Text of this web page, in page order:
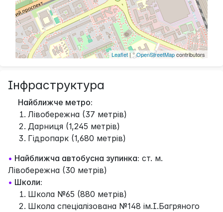
Leaflet| ©OpenStreetMapcontributors
Інфраструктура
Найближче метро:
Лівобережна (37 метрів)
Дарниця (1,245 метрів)
Гідропарк (1,680 метрів)
• Найближча автобусна зупинка: ст. м.
Лівобережна (30 метрів)
• Школи:
Школа №65 (880 метрів)
Школа спеціалізована №148 ім.І.Багряного